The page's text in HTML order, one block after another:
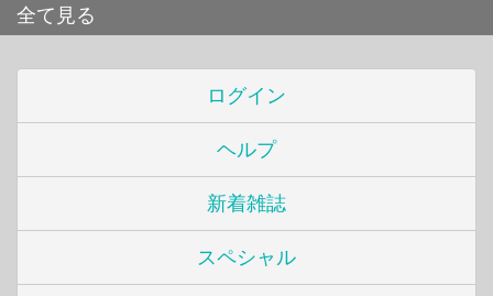
全て見る
ログイン
ヘルプ
新着雑誌
スペシャル